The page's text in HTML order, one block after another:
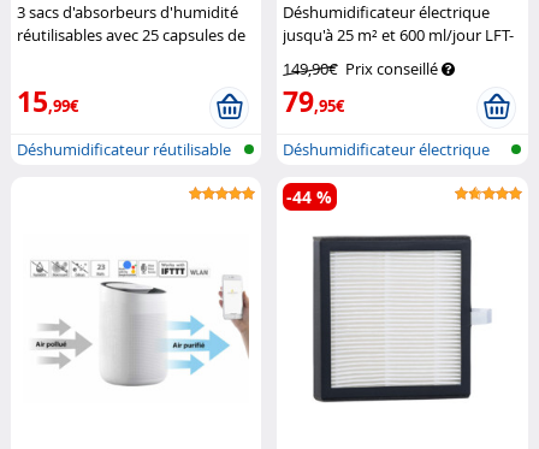
3 sacs d'absorbeurs d'humidité
réutilisables avec 25 capsules de
15,99€
Déshumidificateur réutilisable
Déshumidificateur électrique
jusqu'à 25 m² et 600 ml/jour LFT-
Sichler Haushaltsgeräte
149,90€ Prix conseillé
79,95€
Déshumidificateur électrique
avec f...
-44 %